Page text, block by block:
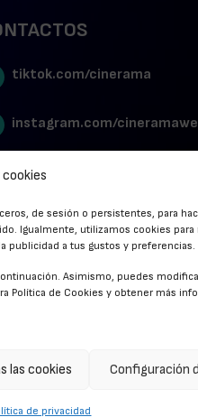
de sesión o persistentes, para
Igualmente, utilizamos cookies para
publicidad a tus gustos y preferencias.
Asimismo, puedes
Política de Cookies y obtener más
las cookies Configuración
de privacidad
tiktok.com/cinerama
instagram.com/
twitter.com/cinerames
Youtube Canal Cinerama